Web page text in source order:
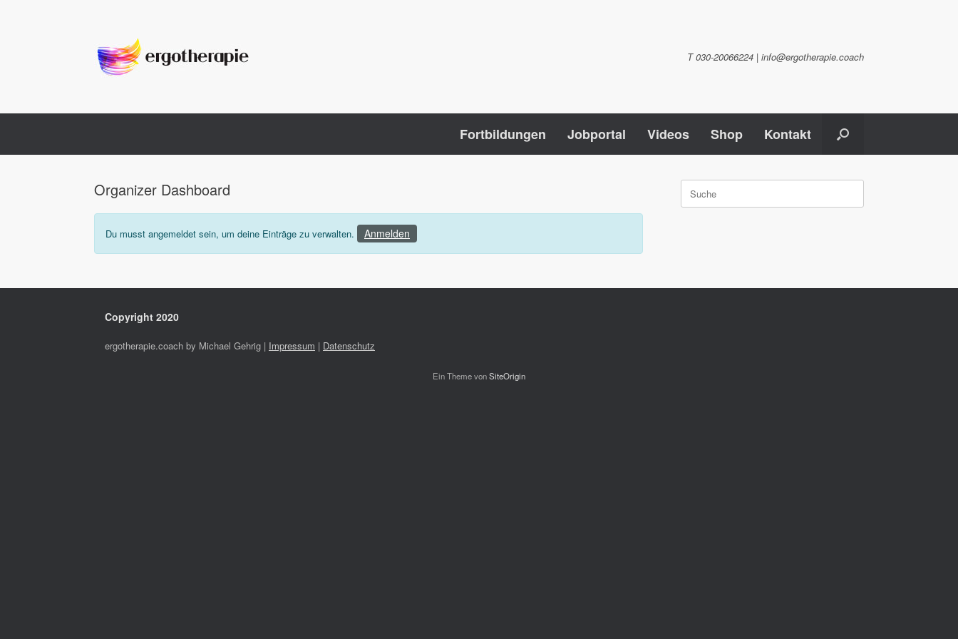
T 030-20066224 | info@ergotherapie.coach
Fortbildungen Jobportal Videos Shop Kontakt
Organizer Dashboard
Du musst angemeldet sein, um deine Einträge zu verwalten. Anmelden
Suche
nach:
Copyright 2020
ergotherapie.coach by Michael Gehrig | Impressum | Datenschutz
Ein Theme vonSiteOrigin